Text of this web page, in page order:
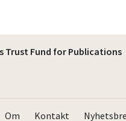
Trust Fund for Publications
Om Kontakt